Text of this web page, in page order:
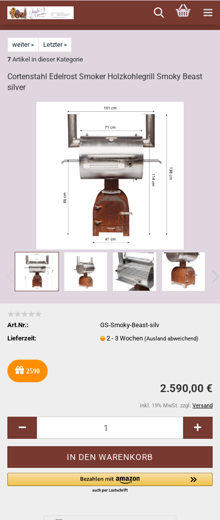
zum
Hauptinhalt
weiter »
Letzter »
7 Artikel in dieser Kategorie
Cortenstahl Edelrost Smoker Holzkohlegrill Smoky Beast
silver
Art.Nr.:
GS-Smoky-Beast-silv
Lieferzeit:
2 - 3 Wochen(Ausland abweichend)
2590
2.590,00 €
inkl. 19% MwSt. zzgl. Versand